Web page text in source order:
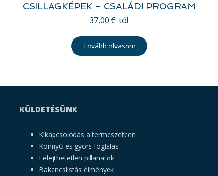
CSILLAGKÉPEK – CSALÁDI PROGRAM
37,00 €-tól
Tovább olvasom
KÜLDETÉSÜNK
Kikapcsolódás a természetben
Könnyű és gyors foglalás
Felejthetetlen pillanatok
Bakancslistás élmények